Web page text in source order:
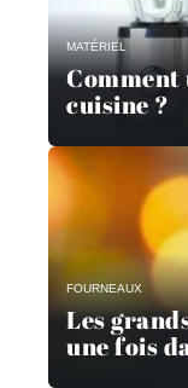
MATÉRIEL
cuisine ?
FOURNEAUX
Les
une fois